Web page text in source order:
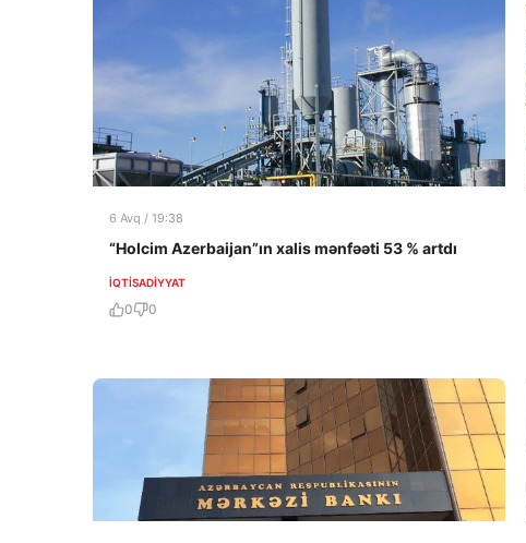
6 Avq / 19:38
“Holcim Azerbaijan”ın xalis mənfəəti 53 % artdı
İQTISADIYYAT
0 0